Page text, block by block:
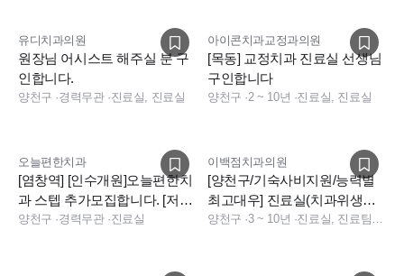
- 청소이모님
- 장기근속시 연차추가
@ 응시방법
- 치크루팅으로 이력서 및 자기 소개서 접수
유디치과의원
원장님 어시스트 해주실 분 구
인합니다.
양천구 ·경력무관·진료실, 진료실
아이콘치과교정과의원
[목동] 교정치과 진료실 선생님
구인합니다
양천구 ·2 ~ 10년 ·진료실, 진료실
오늘편한치과
[염창역] [인수개원]오늘편한치
과 스텝 추가모집합니다. [저년
차 지원가능]
양천구 ·경력무관·진료실
이백점치과의원
[양천구/기숙사비지원/능력별
최고대우] 진료실(치과위생사,
조무사) 및 데스크(경력직) 모
양천구 ·3 ~ 10년 · 진료실, 진료팀장, 데스크, 진료실, 데스크, 데스크, 전화응대(CS)